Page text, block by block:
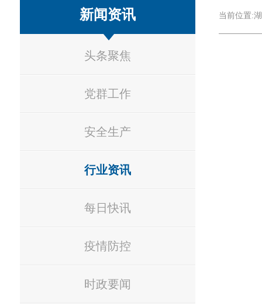
新闻资讯
头条聚焦
党群工作
安全生产
行业资讯
每日快讯
疫情防控
时政要闻
当前位置: